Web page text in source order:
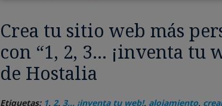
Crea tu sitio web más
con “1, 2, 3… ¡inventa tu
de Hostalia
Etiquetas: 1, 2, 3... ¡inventa tu web!, alojamiento,